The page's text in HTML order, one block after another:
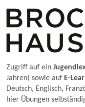
Zugriff auf ein
Jahren) sowie auf E-
Deutsch, Englisch,
hier Übungen